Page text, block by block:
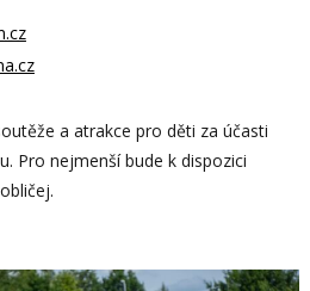
a atrakce pro děti za účasti
Pro nejmenší bude k dispozici